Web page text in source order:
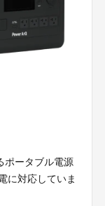
ポータブル電源
に対応していま